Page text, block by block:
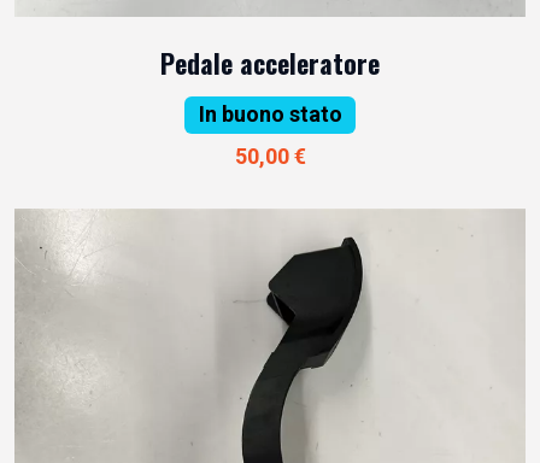
Pedale acceleratore
In buono stato
50,00 €